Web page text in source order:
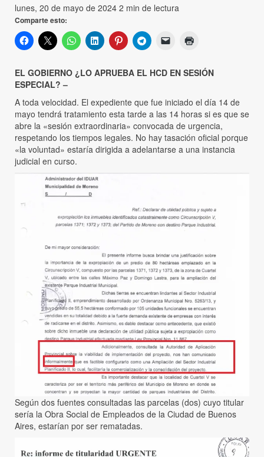
lunes, 20 de mayo de 2024 2 min de lectura
Comparte esto:
EL GOBIERNO ¿LO APRUEBA EL HCD EN SESIÓN
ESPECIAL? –
A toda velocidad. El expediente que fue iniciado el día 14 de
mayo tendrá tratamiento esta tarde a las 14 horas si es que se
abre la «sesión extraordinaria» convocada de urgencia,
respetando los tiempos legales. No hay tasación oficial porque
«la voluntad» estaría dirigida a adelantarse a una instancia
judicial en curso.
Según dos fuentes consultadas las parcelas (dos) cuyo titular
sería la Obra Social de Empleados de la Ciudad de Buenos
Aires, estarían por ser rematadas.